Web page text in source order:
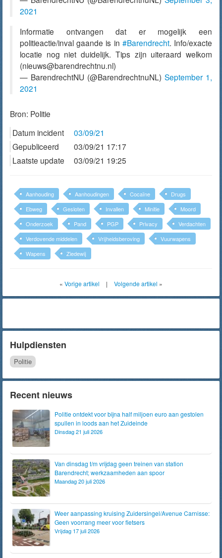
2021
Informatie ontvangen dat er mogelijk een
politieactie/inval gaande is in #Barendrecht. Info/exacte
locatie nog niet duidelijk. Tips zijn uiteraard welkom
(nieuws@barendrechtnu.nl)
— BarendrechtNU (@BarendrechtnuNL) September 1,
2021
Bron: Politie
Datum incident
03/09/21
Gepubliceerd
03/09/21 17:17
Laatste update
03/09/21 19:25
Aanhouding Aanhoudingen Cocaïne
Drugs
Ebweg
Gesloten Invallen Minitie
Moord
Onderzoek
Pand PGP Privacy
Verdachten
Verdovende middelen
Vrijheidsberoving
Vuurwapens
Wapens
Ziedewij
« Vorige artikel | Volgende artikel »
Hulpdiensten
Politie
Recent nieuws
Politie ontdekt voor bijna half miljoen euro aan gestolen
spullen in loods aan het Zuideinde
Dinsdag 21 juli 2026
Van dinsdag t/m vrijdag geen treinen van station
Barendrecht; werkzaamheden aan spoor
Maandag 20 juli 2026
Weer aanpassing kruising Zuidersingel/Avenue Carnisse:
Geen voorrang meer voor fietsers
Vrijdag 17 juli 2026